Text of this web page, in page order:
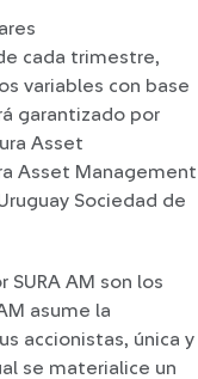
cada trimestre,
variables con base
garantizado por
Asset
Asset Management
Sociedad de
AM son los
asume la
accionistas, única y
se materialice un